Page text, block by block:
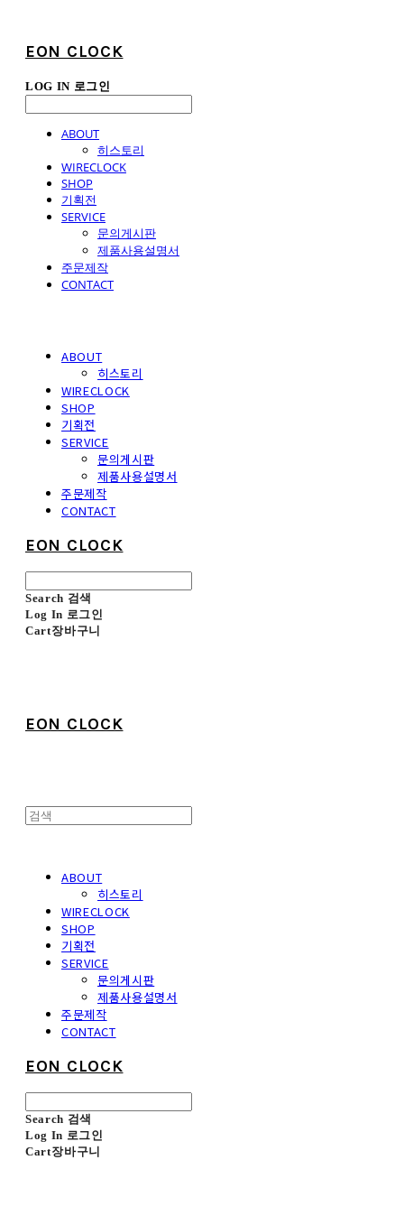
EON CLOCK
LOG IN 로그인
ABOUT
히스토리
WIRECLOCK
SHOP
기획전
SERVICE
문의게시판
제품사용설명서
주문제작
CONTACT
ABOUT
히스토리
WIRECLOCK
SHOP
기획전
SERVICE
문의게시판
제품사용설명서
주문제작
CONTACT
EON CLOCK
Search 검색
Log In 로그인
Cart장바구니
EON CLOCK
ABOUT
히스토리
WIRECLOCK
SHOP
기획전
SERVICE
문의게시판
제품사용설명서
주문제작
CONTACT
EON CLOCK
Search 검색
Log In 로그인
Cart장바구니